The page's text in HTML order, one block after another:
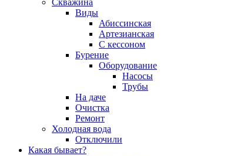
Скважина
Виды
Абиссинская
Артезианская
С кессоном
Бурение
Оборудование
Насосы
Трубы
На даче
Очистка
Ремонт
Холодная вода
Отключили
Какая бывает?